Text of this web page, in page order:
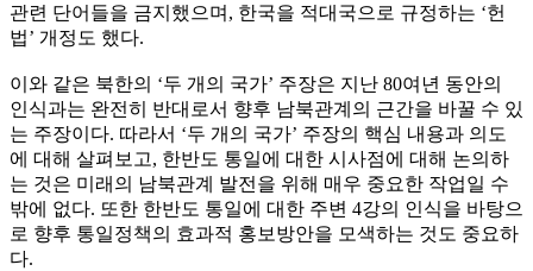
관련 단어들을 금지했으며, 한국을 적대국으로 규정하는 ‘헌
법’ 개정도 했다.
이와 같은 북한의 ‘두 개의 국가’ 주장은 지난 80여년 동안의
인식과는 완전히 반대로서 향후 남북관계의 근간을 바꿀 수 있
는 주장이다. 따라서 ‘두 개의 국가’ 주장의 핵심 내용과 의도
에 대해 살펴보고, 한반도 통일에 대한 시사점에 대해 논의하
는 것은 미래의 남북관계 발전을 위해 매우 중요한 작업일 수
밖에 없다. 또한 한반도 통일에 대한 주변 4강의 인식을 바탕으
로 향후 통일정책의 효과적 홍보방안을 모색하는 것도 중요하
다.